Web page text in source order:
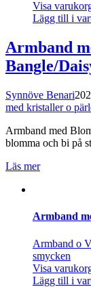
Visa
Lägg till i
Armband
Bangle/
Synnöve Benari
med kristaller o
Armband med
blomma och bi på
Läs mer
Armband
Armband o
smycken
Visa
Lägg till i